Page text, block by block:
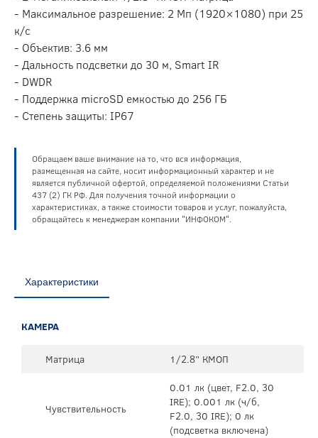
- Максимальное разрешение: 2 Мп (1920×1080) при 25
к/с
- Объектив: 3.6 мм
- Дальность подсветки до 30 м, Smart IR
- DWDR
- Поддержка microSD емкостью до 256 ГБ
- Степень защиты: IP67
Обращаем ваше внимание на то, что вся информация,
размещенная на сайте, носит информационный характер и не
является публичной офертой, определяемой положениями Статьи
437 (2) ГК РФ. Для получения точной информации о
характеристиках, а также стоимости товаров и услуг, пожалуйста,
обращайтесь к менеджерам компании "ИНФОКОМ".
Характеристики
КАМЕРА
Матрица 1/2.8” КМОП
Чувствительность
0.01 лк (цвет, F2.0, 30
IRE); 0.001 лк (ч/б,
F2.0, 30 IRE); 0 лк
(подсветка включена)